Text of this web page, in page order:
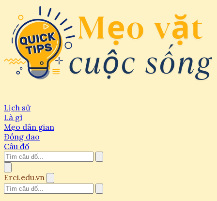
Lịch sử
Là gì
Mẹo dân gian
Đồng dao
Câu đố
Erci.edu.vn